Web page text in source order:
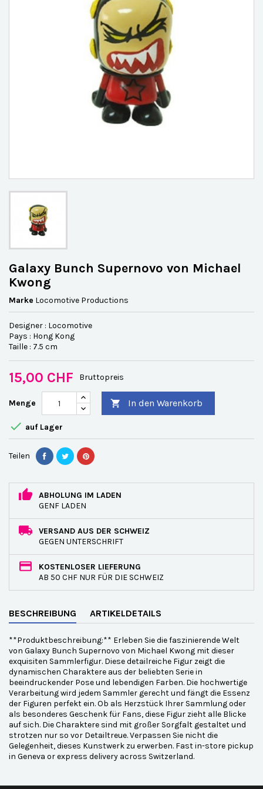
Galaxy Bunch Supernovo von Michael
Kwong
Marke Locomotive Productions
Designer : Locomotive
Pays : Hong Kong
Taille : 7.5 cm
15,00 CHF Bruttopreis
Menge  In den Warenkorb
 auf Lager
Teilen
ABHOLUNG IM LADEN
GENF LADEN
VERSAND AUS DER SCHWEIZ
GEGEN UNTERSCHRIFT
KOSTENLOSER LIEFERUNG
AB 50 CHF NUR FÜR DIE SCHWEIZ
BESCHREIBUNG ARTIKELDETAILS
**Produktbeschreibung:** Erleben Sie die faszinierende Welt
von Galaxy Bunch Supernovo von Michael Kwong mit dieser
exquisiten Sammlerfigur. Diese detailreiche Figur zeigt die
dynamischen Charaktere aus der beliebten Serie in
beeindruckender Pose und lebendigen Farben. Die hochwertige
Verarbeitung wird jedem Sammler gerecht und fängt die Essenz
der Figuren perfekt ein. Ob als Herzstück Ihrer Sammlung oder
als besonderes Geschenk für Fans, diese Figur zieht alle Blicke
auf sich. Die Charaktere sind mit großer Sorgfalt gestaltet und
strotzen nur so vor Detailtreue. Verpassen Sie nicht die
Gelegenheit, dieses Kunstwerk zu erwerben. Fast in-store pickup
in Geneva or express delivery across Switzerland.